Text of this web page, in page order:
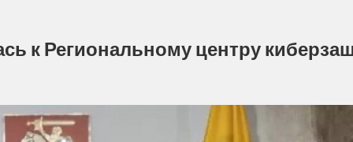
к Региональному центру